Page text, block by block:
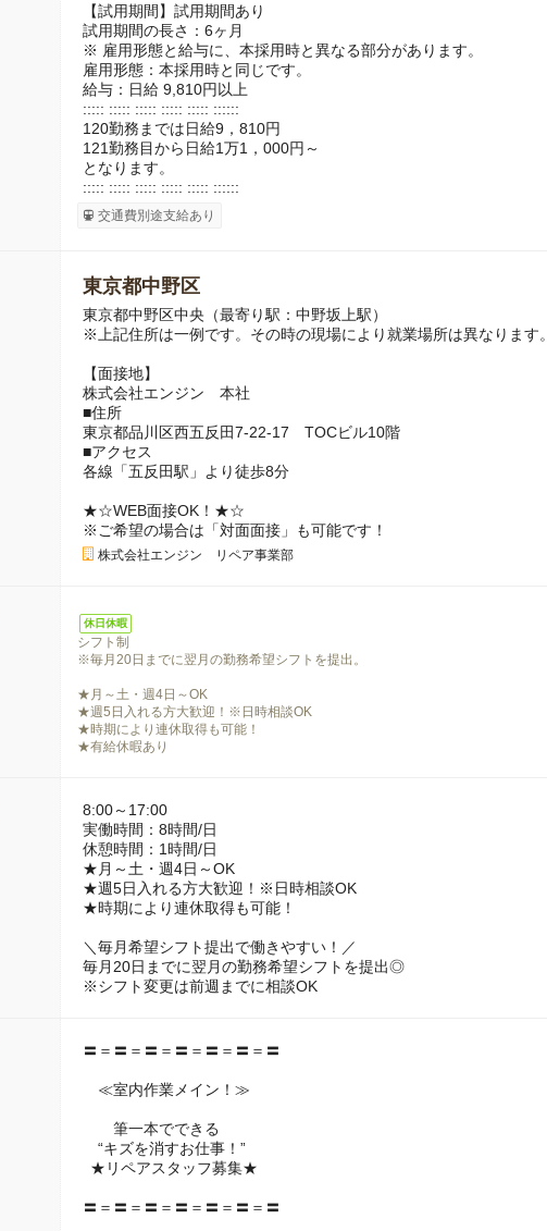
【試用期間】試用期間あり
試用期間の長さ：6ヶ月
※ 雇用形態と給与に、本採用時と異なる部分があります。
雇用形態：本採用時と同じです。
給与：日給 9,810円以上
::::: ::::: ::::: ::::: ::::: ::::::
120勤務までは日給9，810円
121勤務目から日給1万1，000円～
となります。
::::: ::::: ::::: ::::: ::::: ::::::
交通費別途支給あり
東京都中野区
東京都中野区中央（最寄り駅：中野坂上駅）
※上記住所は一例です。その時の現場により就業場所は異なります。
【面接地】
株式会社エンジン 本社
■住所
東京都品川区西五反田7-22-17 TOCビル10階
■アクセス
各線「五反田駅」より徒歩8分
★☆WEB面接OK！★☆
※ご希望の場合は「対面面接」も可能です！
株式会社エンジン リペア事業部
休日休暇
シフト制
※毎月20日までに翌月の勤務希望シフトを提出。
★月～土・週4日～OK
★週5日入れる方大歓迎！※日時相談OK
★時期により連休取得も可能！
★有給休暇あり
8:00～17:00
実働時間：8時間/日
休憩時間：1時間/日
★月～土・週4日～OK
★週5日入れる方大歓迎！※日時相談OK
★時期により連休取得も可能！
＼毎月希望シフト提出で働きやすい！／
毎月20日までに翌月の勤務希望シフトを提出◎
※シフト変更は前週までに相談OK
〓＝〓＝〓＝〓＝〓＝〓＝〓
≪室内作業メイン！≫
筆一本でできる
“キズを消すお仕事！”
★リペアスタッフ募集★
〓＝〓＝〓＝〓＝〓＝〓＝〓